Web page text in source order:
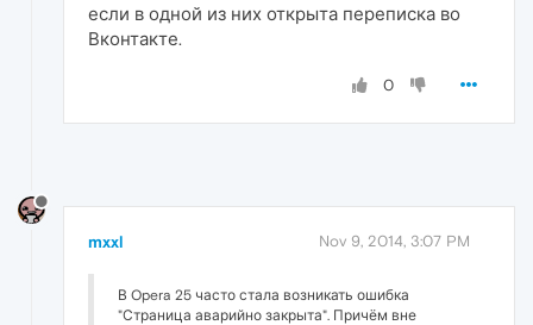
если в одной из них открыта переписка во
Вконтакте.
0
mxxl Nov 9, 2014, 3:07 PM
В Opera 25 часто стала возникать ошибка
"Страница аварийно закрыта". Причём вне